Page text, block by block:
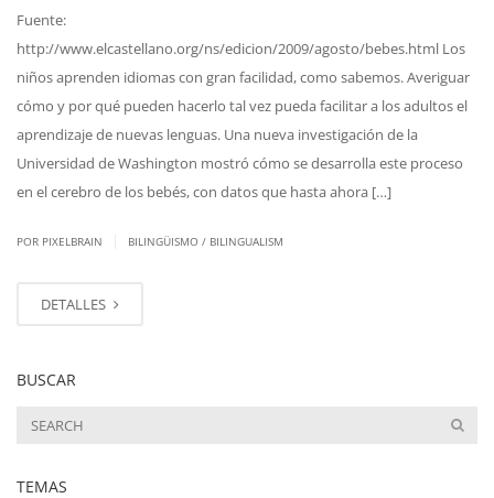
Fuente:
http://www.elcastellano.org/ns/edicion/2009/agosto/bebes.html Los
niños aprenden idiomas con gran facilidad, como sabemos. Averiguar
cómo y por qué pueden hacerlo tal vez pueda facilitar a los adultos el
aprendizaje de nuevas lenguas. Una nueva investigación de la
Universidad de Washington mostró cómo se desarrolla este proceso
en el cerebro de los bebés, con datos que hasta ahora […]
POR PIXELBRAIN BILINGÜISMO / BILINGUALISM
DETALLES
BUSCAR
TEMAS